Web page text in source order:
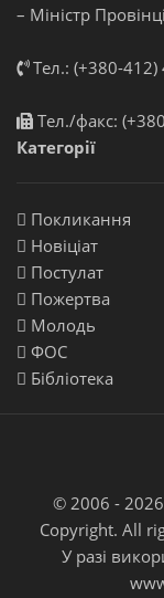
– Міністр
Тел.: (+380-412)
Тел./факс:
Категорії
Покликання
Новіціат
Постулат
Пожертва
Молодь
ФОС
Бібліотека
© 2006 - 2026
Copyright. All
У разі